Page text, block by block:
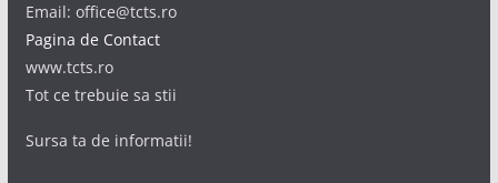
Email: office@tcts.ro
Pagina de Contact
www.tcts.ro
Tot ce trebuie sa stii
Sursa ta de informatii!